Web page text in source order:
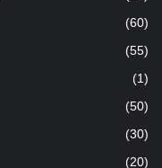
(60)
(55)
(1)
(50)
(30)
(20)